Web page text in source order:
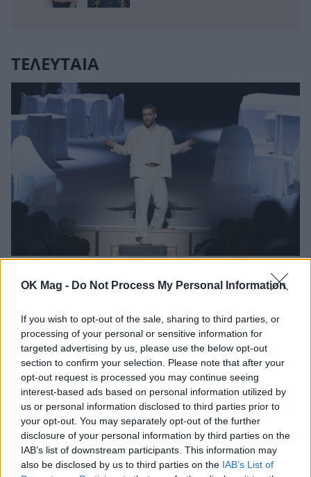
OK Mag - Do Not Process My Personal Information
If you wish to opt-out of the sale, sharing to third parties, or
processing of your personal or sensitive information for
targeted advertising by us, please use the below opt-out
section to confirm your selection. Please note that after your
opt-out request is processed you may continue seeing
interest-based ads based on personal information utilized by
us or personal information disclosed to third parties prior to
your opt-out. You may separately opt-out of the further
disclosure of your personal information by third parties on the
IAB’s list of downstream participants. This information may
also be disclosed by us to third parties on the IAB’s List of
ΤΕΛΕΥΤΑΙΑ
δημοφιλής…»